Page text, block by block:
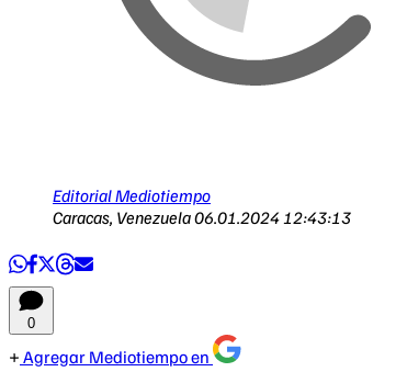
Editorial Mediotiempo
Caracas, Venezuela06.01.2024 12:43:13
0
Agregar Mediotiempo en